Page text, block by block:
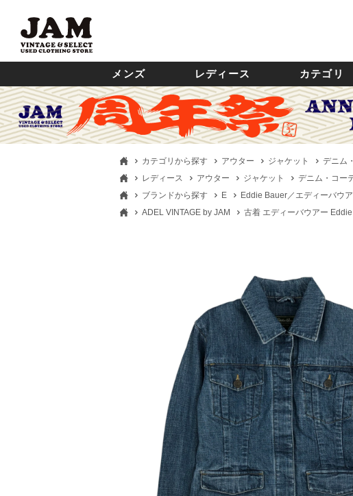
メンズ レディース カテゴリ
カテゴリから探す アウター ジャケット デニム
レディース
アウター ジャケット デニム・コー
ブランドから探す
E Eddie Bauer／エディーバウ
ADEL VINTAGE by JAM
古着 エディーバウアー